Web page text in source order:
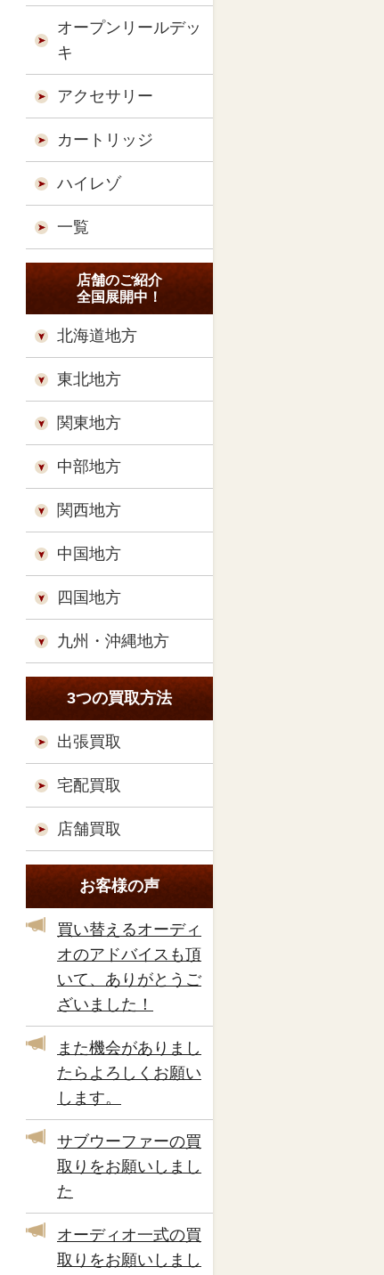
オープンリールデッ
キ
アクセサリー
カートリッジ
ハイレゾ
一覧
店舗のご紹介
全国展開中！
北海道地方
東北地方
関東地方
中部地方
関西地方
中国地方
四国地方
九州・沖縄地方
3つの買取方法
出張買取
宅配買取
店舗買取
お客様の声
買い替えるオーディ
オのアドバイスも頂
いて、ありがとうご
ざいました！
また機会がありまし
たらよろしくお願い
します。
サブウーファーの買
取りをお願いしまし
た
オーディオ一式の買
取りをお願いしまし